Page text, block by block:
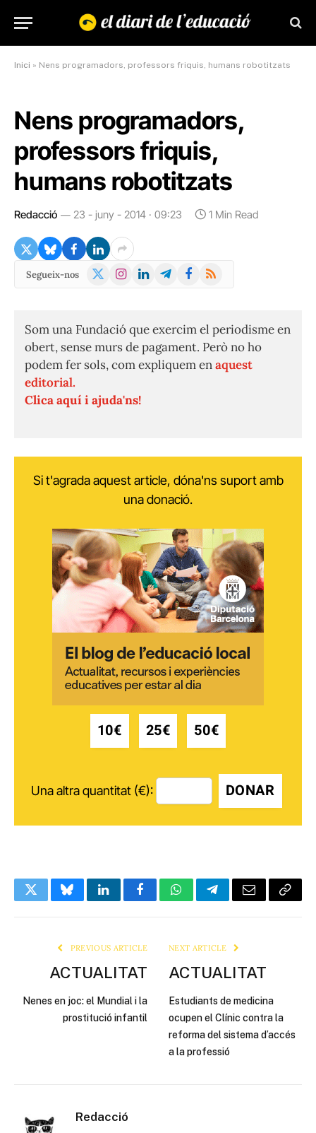
Inici » Nens programadors, professors friquis, humans robotitzats
Nens programadors,
professors friquis,
humans robotitzats
Redacció 23 - juny - 2014 · 09:23 1 Min Read
Segueix-nos
X
Instagram
LinkedInTelegramFacebook
RSS
Som una Fundació que exercim el periodisme en
obert, sense murs de pagament. Però no ho
podem fer sols, com expliquem enaquest
editorial.
Clica aquí i ajuda'ns!
Si t'agrada aquest article, dóna'ns suport amb
una donació.
10€ 25€ 50€
Una altra quantitat (€): DONAR
TwitterBlueskyLinkedInFacebookWhatsAppTelegramEmail Copy
PREVIOUS ARTICLE
ACTUALITAT
Nenes en joc: el Mundial i la
prostitució infantil
NEXT ARTICLE
ACTUALITAT
Estudiants de medicina
ocupen el Clínic contra la
reforma del sistema d’accés
a la professió
Redacció